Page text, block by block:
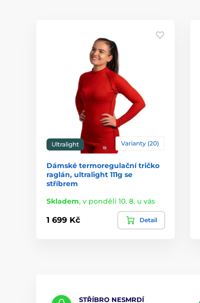
Ultralight Varianty (20)
Dámské termoregulační tričko
raglán, ultralight 111g se
stříbrem
Skladem, v pondělí 10. 8. u vás
1 699 Kč Detail
STŘÍBRO NESMRDÍ